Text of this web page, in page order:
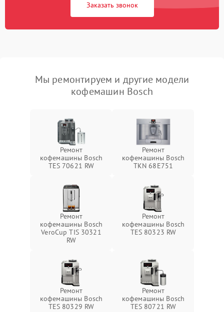
Заказать звонок
Мы ремонтируем и другие модели
кофемашин Bosch
Ремонт
кофемашины Bosch
TES 70621 RW
Ремонт
кофемашины Bosch
TKN 68E751
Ремонт
кофемашины Bosch
VeroCup TIS 30321
RW
Ремонт
кофемашины Bosch
TES 80323 RW
Ремонт
кофемашины Bosch
TES 80329 RW
Ремонт
кофемашины Bosch
TES 80721 RW